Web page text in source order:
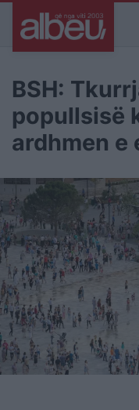
BSH:
popullsisë
ardhmen e